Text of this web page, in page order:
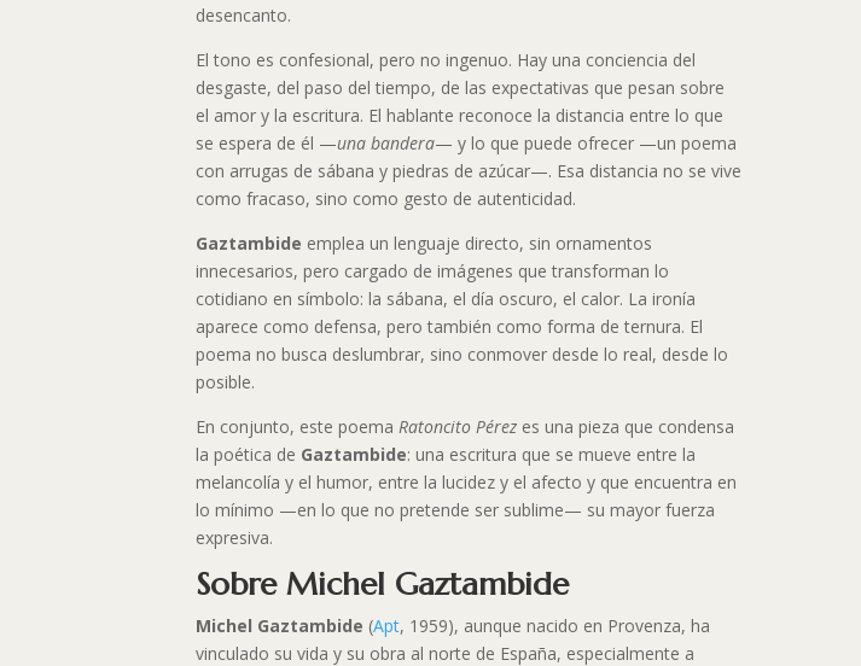
desencanto.
El tono es confesional, pero no ingenuo. Hay una conciencia del
desgaste, del paso del tiempo, de las expectativas que pesan sobre
el amor y la escritura. El hablante reconoce la distancia entre lo que
se espera de él —una bandera— y lo que puede ofrecer —un poema
con arrugas de sábana y piedras de azúcar—. Esa distancia no se vive
como fracaso, sino como gesto de autenticidad.
Gaztambide emplea un lenguaje directo, sin ornamentos
innecesarios, pero cargado de imágenes que transforman lo
cotidiano en símbolo: la sábana, el día oscuro, el calor. La ironía
aparece como defensa, pero también como forma de ternura. El
poema no busca deslumbrar, sino conmover desde lo real, desde lo
posible.
En conjunto, este poemaRatoncito Pérez es una pieza que condensa
la poética de Gaztambide: una escritura que se mueve entre la
melancolía y el humor, entre la lucidez y el afecto y que encuentra en
lo mínimo —en lo que no pretende ser sublime— su mayor fuerza
expresiva.
Sobre Michel Gaztambide
Michel Gaztambide (Apt, 1959), aunque nacido en Provenza, ha
vinculado su vida y su obra al norte de España, especialmente a